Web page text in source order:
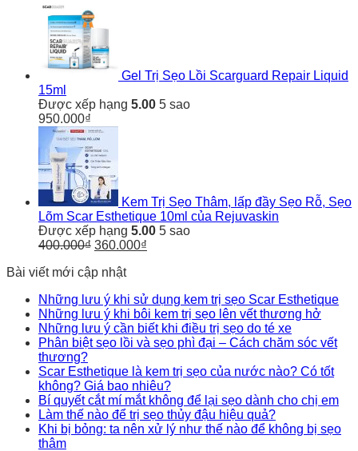
Gel Trị Sẹo Lồi Scarguard Repair Liquid
15ml
Được xếp hạng 5.00 5 sao
950.000₫
Kem Trị Sẹo Thâm, lấp đầy Sẹo Rỗ, Sẹo
Lõm Scar Esthetique 10ml của Rejuvaskin
Được xếp hạng 5.00 5 sao
400.000₫ 360.000₫
Bài viết mới cập nhật
Những lưu ý khi sử dụng kem trị sẹo Scar Esthetique
Những lưu ý khi bôi kem trị sẹo lên vết thương hở
Những lưu ý cần biết khi điều trị sẹo do té xe
Phân biệt sẹo lồi và sẹo phì đại – Cách chăm sóc vết
thương?
Scar Esthetique là kem trị sẹo của nước nào? Có tốt
không? Giá bao nhiêu?
Bí quyết cắt mí mắt không để lại sẹo dành cho chị em
Làm thế nào để trị sẹo thủy đậu hiệu quả?
Khi bị bỏng: ta nên xử lý như thế nào để không bị sẹo
thâm